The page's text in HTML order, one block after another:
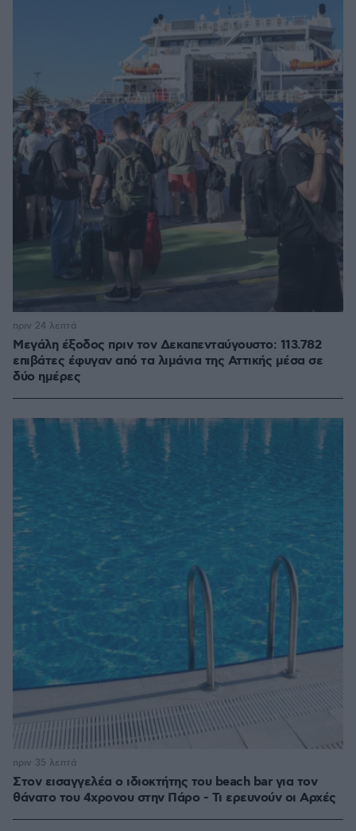
Μεγάλη έξοδος πριν τον Δεκαπενταύγουστο: 113.782
επιβάτες έφυγαν από τα λιμάνια της Αττικής μέσα σε
δύο ημέρες
πριν 24 λεπτά
Στον εισαγγελέα ο ιδιοκτήτης του beach bar για τον
θάνατο του 4χρονου στην Πάρο - Τι ερευνούν οι Αρχές
πριν 35 λεπτά